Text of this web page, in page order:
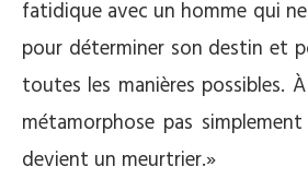
fatidique avec un homme qui
pour déterminer son destin et
toutes les manières possibles.
métamorphose pas
devient un meurtrier.»